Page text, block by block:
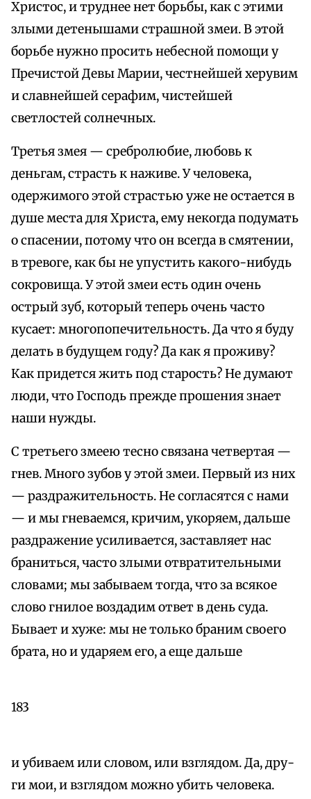
Христос, и труднее нет борьбы, как с этими
злыми детенышами страшной змеи. В этой
борьбе нужно просить небесной помощи у
Пречистой Девы Марии, честнейшей херувим
и славнейшей серафим, чистейшей
светлостей солнечных.
Третья змея — сребролюбие, любовь к
деньгам, страсть к наживе. У человека,
одержимого этой страстью уже не остается в
душе места для Христа, ему некогда подумать
о спасении, потому что он всегда в смятении,
в тревоге, как бы не упустить какого-нибудь
сокровища. У этой змеи есть один очень
острый зуб, который теперь очень часто
кусает: многопопечительность. Да что я буду
делать в будущем году? Да как я проживу?
Как придется жить под старость? Не думают
люди, что Господь прежде прошения знает
наши нужды.
С третьего змеею тесно связана четвертая —
гнев. Много зубов у этой змеи. Первый из них
— раздражительность. Не согласятся с нами
— и мы гневаемся, кричим, укоряем, дальше
раздражение усиливается, заставляет нас
браниться, часто злыми отвратительными
словами; мы забываем тогда, что за всякое
слово гнилое воздадим ответ в день суда.
Бывает и хуже: мы не только браним своего
брата, но и ударяем его, а еще дальше
183
и убиваем или словом, или взглядом. Да, дру-
ги мои, и взглядом можно убить человека.